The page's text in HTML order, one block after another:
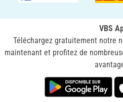
VBS
Téléchargez gratuitement notre
maintenant et profitez de